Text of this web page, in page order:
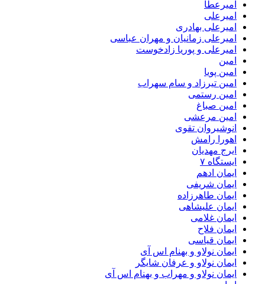
امیرعطا
امیرعلی
امیرعلی بهادری
امیرعلی زمانیان و مهران عباسی
امیرعلی و پوریا زادخوست
امین
امین پویا
امین تیرزاد و سام سهراب
امین رستمی
امین صباغ
امین مرعشی
انوشیروان تقوی
اهورا رامش
ایرج مهدیان
ایستگاه ۷
ایمان ادهم
ایمان شریفی
ایمان طاهرزاده
ایمان علیشاهی
ایمان غلامی
ایمان فلاح
ایمان قیاسی
ایمان نولاو و بهنام اس آی
ایمان نولاو و عرفان شایگر
ایمان نولاو و مهراب و بهنام اس آی